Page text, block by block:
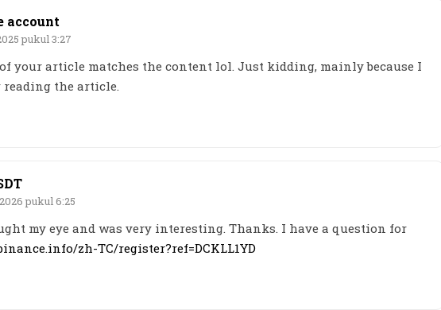
account
pukul 3:27
your article matches the content lol. Just kidding, mainly because I
reading the article.
pukul 6:25
my eye and was very interesting. Thanks. I have a question for
zh-TC/register?ref=DCKLL1YD